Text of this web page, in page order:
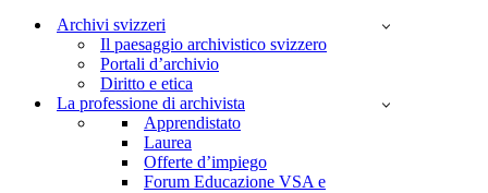
Archivi svizzeri
Il paesaggio archivistico svizzero
Portali d’archivio
Diritto e etica
La professione di archivista
Apprendistato
Laurea
Offerte d’impiego
Forum Educazione VSA e